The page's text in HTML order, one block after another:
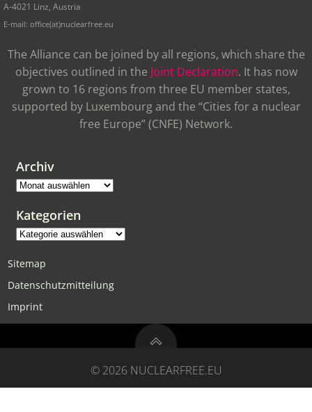
A-4021 Linz, Austria
E-mail: office(at)nuclearfree.eu
The Alliance can be joined by all regions, which share the
objectives outlined in the Joint Declaration. It has now
grown to 16 regions from three EU member states,
supported by Luxembourg and the “Cities for a nuclear
free Europe” (CNFE) Network.
Archiv
Archiv
Kategorien
Kategorien
Sitemap
Datenschutzmitteilung
Imprint
© 2026 NUCLEARFREE.EU